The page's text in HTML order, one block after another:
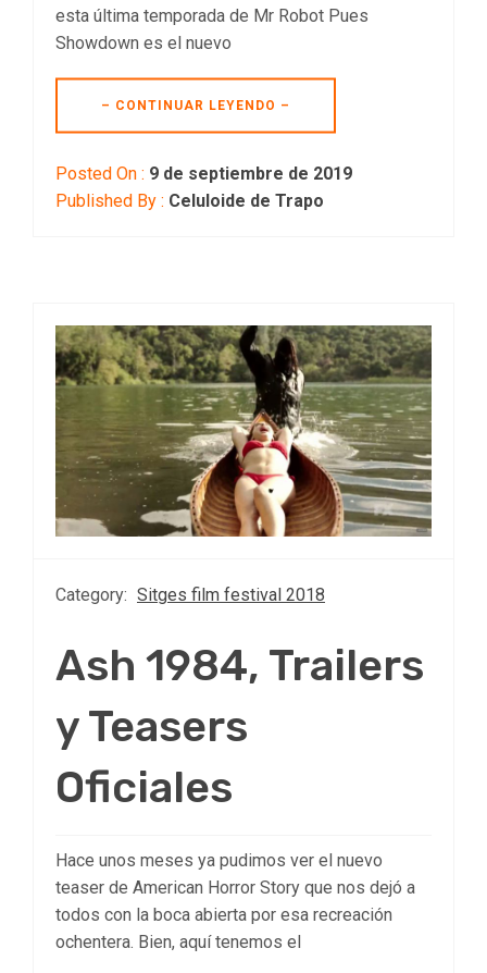
esta última temporada de Mr Robot Pues
Showdown es el nuevo
– CONTINUAR LEYENDO –
Posted On : 9 de septiembre de 2019
Published By : Celuloide de Trapo
Category: Sitges film festival 2018
Ash 1984, Trailers
y Teasers
Oficiales
Hace unos meses ya pudimos ver el nuevo
teaser de American Horror Story que nos dejó a
todos con la boca abierta por esa recreación
ochentera. Bien, aquí tenemos el